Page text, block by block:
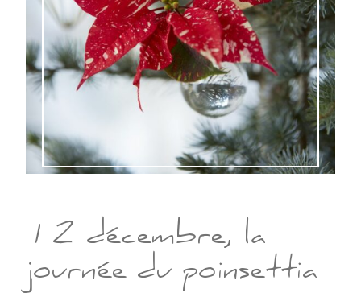
12 décembre, la
journée du poinsettia